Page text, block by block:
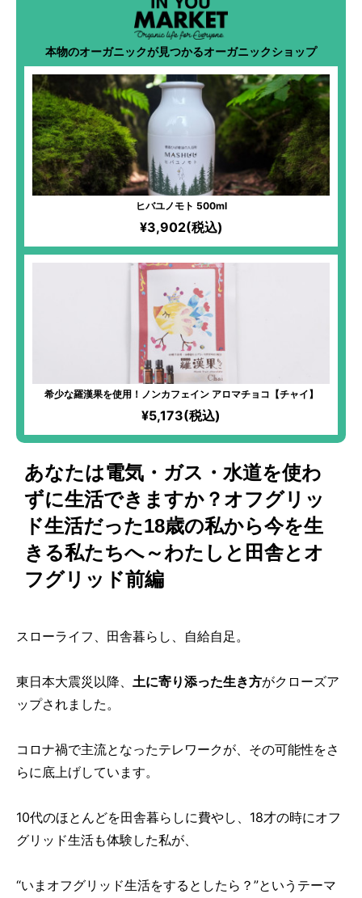
本物のオーガニックが見つかるオーガニックショップ
ヒバユノモト 500ml
¥3,902(税込)
希少な羅漢果を使用！ノンカフェイン アロマチョコ【チャイ】
¥5,173(税込)
あなたは電気・ガス・水道を使わ
ずに生活できますか？オフグリッ
ド生活だった18歳の私から今を生
きる私たちへ～わたしと田舎とオ
フグリッド前編
スローライフ、田舎暮らし、自給自足。
東日本大震災以降、 土に寄り添った生き方がクローズア
ップされました。
コロナ禍で主流となったテレワークが、その可能性をさ
らに底上げしています。
10代のほとんどを田舎暮らしに費やし、18才の時にオフ
グリッド生活も体験した私が、
“いまオフグリッド生活をするとしたら？”というテーマ